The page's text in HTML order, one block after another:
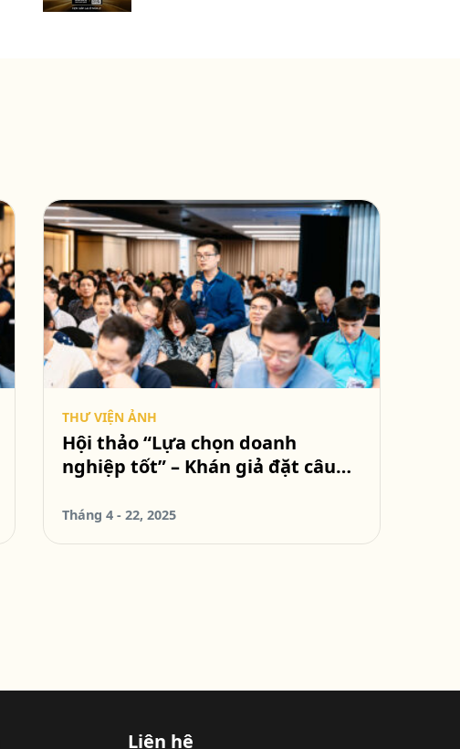
THƯ VIỆN ẢNH
Hội thảo “Lựa chọn doanh
nghiệp tốt” – Khán giả đặt câu
Tháng 4 - 22, 2025
Liên hệ